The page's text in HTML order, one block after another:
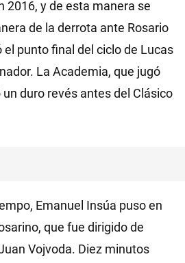
2016, y de esta manera se
de la derrota ante Rosario
el punto final del ciclo de Lucas
La Academia, que jugó
duro revés antes del Clásico
Emanuel Insúa puso en
que fue dirigido de
Vojvoda. Diez minutos